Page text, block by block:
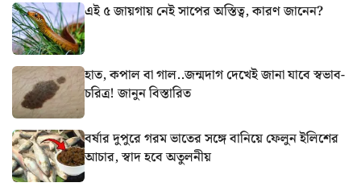
এই ৫ জায়গায় নেই সাপের অস্তিত্ব, কারণ জানেন?
হাত, কপাল বা গাল..জন্মদাগ দেখেই জানা যাবে স্বভাব-
চরিত্র! জানুন বিস্তারিত
বর্ষার দুপুরে গরম ভাতের সঙ্গে বানিয়ে ফেলুন ইলিশের
আচার, স্বাদ হবে অতুলনীয়